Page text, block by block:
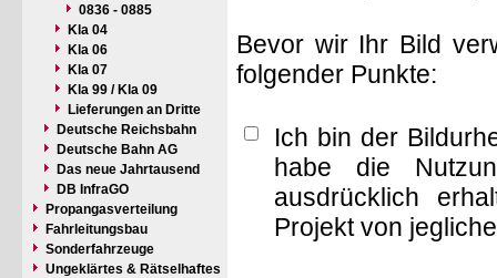
0836 - 0885
Kla 04
Kla 06
Kla 07
Kla 99 / Kla 09
Lieferungen an Dritte
Deutsche Reichsbahn
Deutsche Bahn AG
Das neue Jahrtausend
DB InfraGO
Propangasverteilung
Fahrleitungsbau
Sonderfahrzeuge
Ungeklärtes & Rätselhaftes
Bevor wir Ihr Bild
folgender Punkte:
Ich bin der
habe die
ausdrücklich
Projekt von